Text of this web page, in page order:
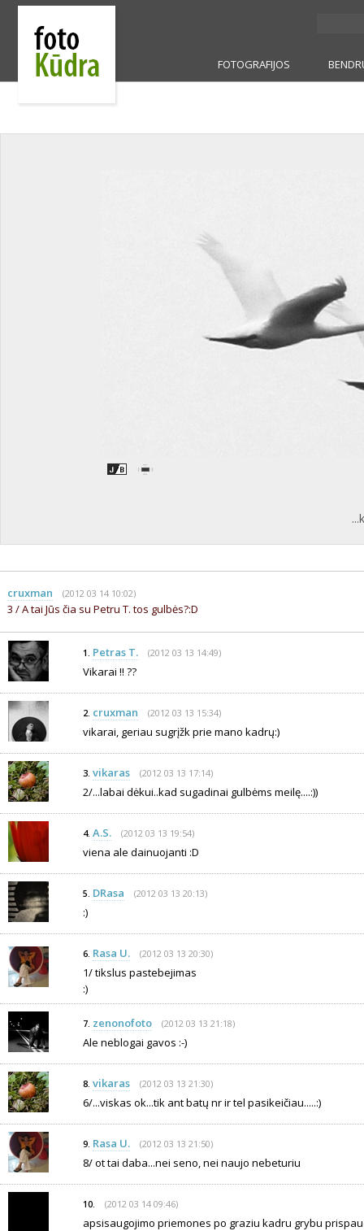
FOTOGRAFIJOS
cruxman (2012 03 14 10:02)
3 / A tai Jūs čia su Petru T. tos gulbės?:D
1. Petras T. (2012 03 13 14:49)
Vikarai !! ??
2. cruxman (2012 03 13 15:34)
vikarai, geriau sugrįžk prie mano kadrų:)
3. vikaras (2012 03 13 17:14)
2/...labai dėkui..kad sugadinai gulbėms meilę....:))
4. A.S. (2012 03 13 19:54)
viena ale dainuojanti :D
5. DRasa (2012 03 13 20:13)
:)
6. Rasa U. (2012 03 13 20:30)
1/ tikslus pastebejimas
:)
7. zenonofoto (2012 03 13 21:18)
Ale neblogai gavos :-)
8. vikaras (2012 03 13 21:30)
6/...viskas ok...tik ant batų nr ir tel pasikeičiau.....:)
9. Rasa U. (2012 03 13 21:50)
8/ ot tai daba...nei seno, nei naujo nebeturiu
10. (2012 03 14 09:46)
apsisaugojimo priemones po graziu kadru grybu